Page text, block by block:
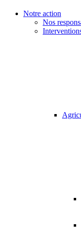
Notre action
Nos